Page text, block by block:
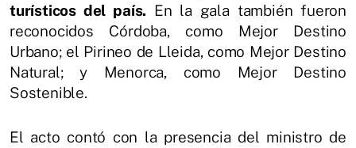
turísticos del país. En la gala también fueron
reconocidos Córdoba, como Mejor Destino
Urbano; el Pirineo de Lleida, como Mejor Destino
Natural; y Menorca, como Mejor Destino
Sostenible.
El acto contó con la presencia del ministro de